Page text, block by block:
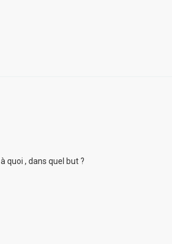
quoi , dans quel but ?